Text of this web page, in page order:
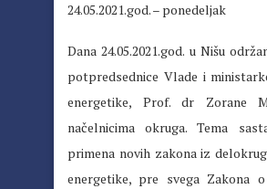
24.05.2021.god. – ponedeljak
Dana 24.05.2021.god. u Nišu
potpredsednice Vlade i
energetike, Prof. dr Zorane
načelnicima okruga. Tema
primena novih zakona iz
energetike, pre svega Zakona